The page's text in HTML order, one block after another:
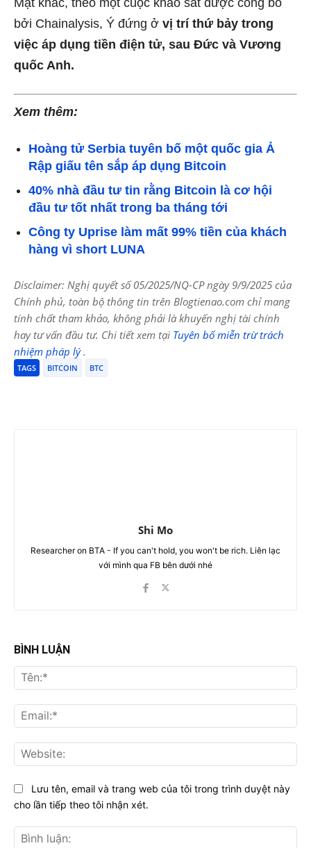
bởi Chainalysis, Ý đứng ở vị trí thứ bảy trong
việc áp dụng tiền điện tử, sau Đức và Vương
quốc Anh.
Xem thêm:
Hoàng tử Serbia tuyên bố một quốc gia Ả
Rập giấu tên sắp áp dụng Bitcoin
40% nhà đầu tư tin rằng Bitcoin là cơ hội
đầu tư tốt nhất trong ba tháng tới
Công ty Uprise làm mất 99% tiền của khách
hàng vì short LUNA
Disclaimer: Nghị quyết số 05/2025/NQ-CP ngày 9/9/2025 của
Chính phủ, toàn bộ thông tin trên Blogtienao.com chỉ mang
tính chất tham khảo, không phải là khuyến nghị tài chính
hay tư vấn đầu tư. Chi tiết xem tại Tuyên bố miễn trừ trách
nhiệm pháp lý.
TAGS BITCOIN BTC
Shi Mo
Researcher on BTA - If you can't hold, you won't be rich. Liên lạc
với mình qua FB bên dưới nhé
BÌNH LUẬN
Lưu tên, email và trang web của tôi trong trình duyệt này
cho lần tiếp theo tôi nhận xét.